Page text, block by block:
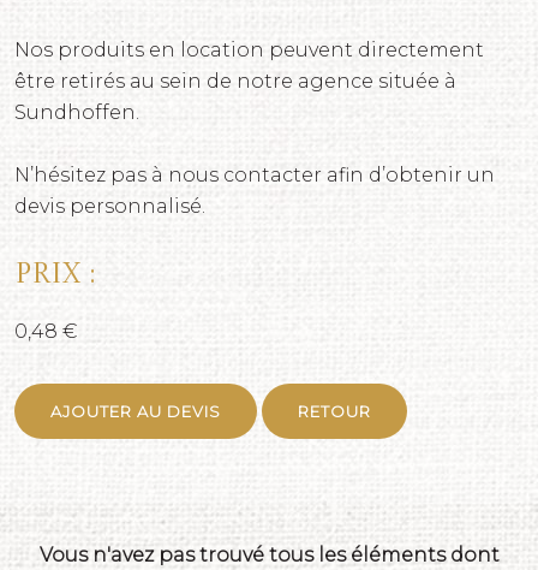
Nos produits en location peuvent directement
être retirés au sein de notre agence située à
Sundhoffen.
N’hésitez pas à nous contacter afin d’obtenir un
devis personnalisé.
Prix :
0,48 €
AJOUTER AU DEVIS RETOUR
Vous n'avez pas trouvé tous les éléments dont